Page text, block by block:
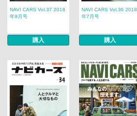
NAVI CARS Vol.37 2018
年9月号
購入
NAVI CARS Vol.36 2018
年7月号
購入